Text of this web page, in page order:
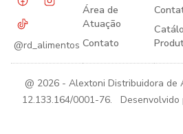
@rd_alimentos
Área de
Atuação
Contato
@ 2026 - Alextoni Distribuidora de
12.133.164/0001-76. Desenvolvido